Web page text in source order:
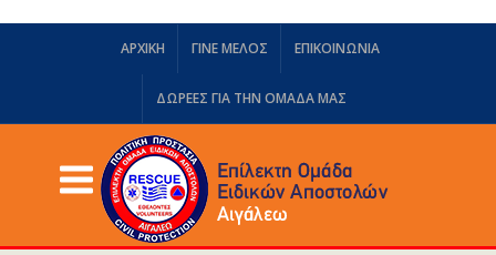
ΑΡΧΙΚΗ ΓΙΝΕ ΜΕΛΟΣ ΕΠΙΚΟΙΝΩΝΙΑ
ΔΩΡΕΈΣ ΓΙΑ ΤΗΝ ΟΜΆΔΑ ΜΑΣ